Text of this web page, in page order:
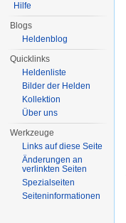
Hilfe
Blogs
Heldenblog
Quicklinks
Heldenliste
Bilder der Helden
Kollektion
Über uns
Werkzeuge
Links auf diese Seite
Änderungen an
verlinkten Seiten
Spezialseiten
Seiten­informationen